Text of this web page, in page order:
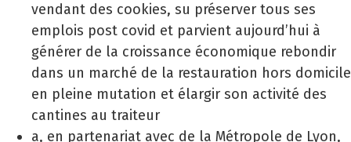
vendant des cookies, su préserver tous ses
emplois post covid et parvient aujourd’hui à
générer de la croissance économique rebondir
dans un marché de la restauration hors domicile
en pleine mutation et élargir son activité des
cantines au traiteur
a, en partenariat avec de la Métropole de Lyon,